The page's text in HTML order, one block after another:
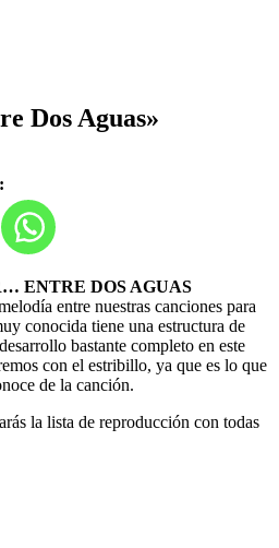
Dos Aguas»
ENTRE DOS AGUAS
entre nuestras canciones para
conocida tiene una estructura de
bastante completo en este
con el estribillo, ya que es lo que
de la canción.
la lista de reproducción con todas